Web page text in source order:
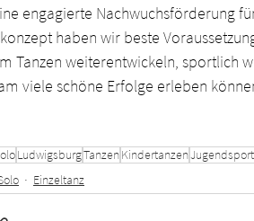
engagierte Nachwuchsförderung
haben wir beste
Tanzen weiterentwickeln, sportlich
viele schöne Erfolge erleben
LudwigsburgTanzenKindertanzenJugendsport
Einzeltanz